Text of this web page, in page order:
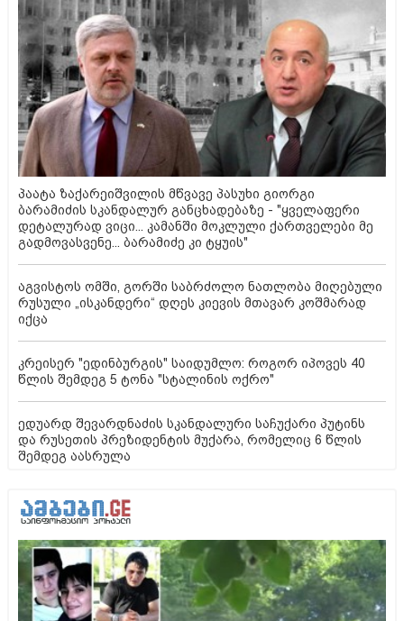
პაატა ზაქარეიშვილის მწვავე პასუხი გიორგი
ბარამიძის სკანდალურ განცხადებაზე - "ყველაფერი
დეტალურად ვიცი... კამანში მოკლული ქართველები მე
გადმოვასვენე... ბარამიძე კი ტყუის"
აგვისტოს ომში, გორში საბრძოლო ნათლობა მიღებული
რუსული „ისკანდერი“ დღეს კიევის მთავარ კოშმარად
იქცა
კრეისერ "ედინბურგის" საიდუმლო: როგორ იპოვეს 40
წლის შემდეგ 5 ტონა "სტალინის ოქრო"
ედუარდ შევარდნაძის სკანდალური საჩუქარი პუტინს
და რუსეთის პრეზიდენტის მუქარა, რომელიც 6 წლის
შემდეგ აასრულა